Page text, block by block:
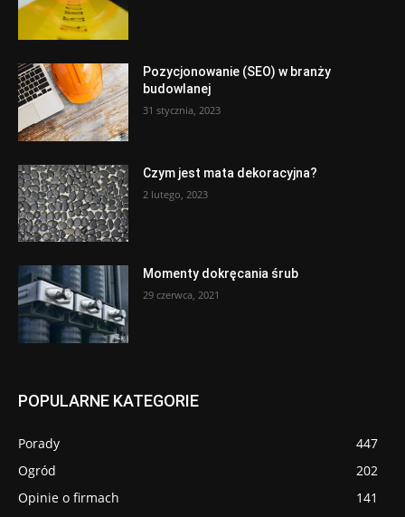
Pozycjonowanie (SEO) w branży
budowlanej
31 stycznia, 2023
Czym jest mata dekoracyjna?
2 lutego, 2023
Momenty dokręcania śrub
29 czerwca, 2021
POPULARNE KATEGORIE
Porady
447
Ogród
202
Opinie o firmach
141